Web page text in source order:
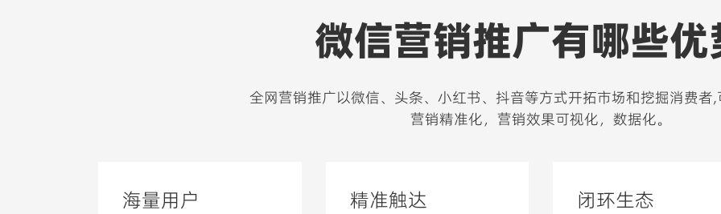
电脑系统开发
满足桌面端高效办公，实现复杂业务本地处理
微信营销推广有哪些优
全网营销推广以微信、头条、小红书、抖音等方式开拓市场和挖掘消费者
营销精准化，营销效果可视化，数据化。
海量用户 精准触达 闭环生态